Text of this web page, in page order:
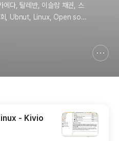
에다, 탈레반, 이슬람 채권, 스
회, Ubnut, Linux, Open sou
- Kivio